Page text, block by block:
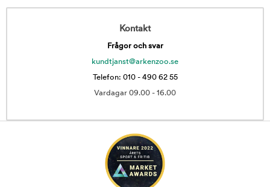
Kontakt
Frågor och svar
kundtjanst@arkenzoo.se
Telefon: 010 - 490 62 55
Vardagar 09.00 - 16.00